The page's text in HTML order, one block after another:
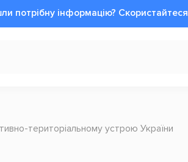
потрібну інформацію? Cкористайтеся
територіальному устрою України